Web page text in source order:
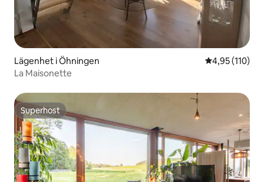
Lägenhet i Öhningen 4,95 av 5 i
4,95 (110)
La Maisonette
Superhost
Superhost